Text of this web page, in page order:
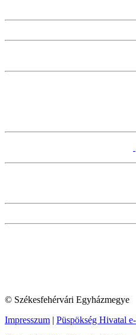
© Székesfehérvári Egyházmegye
Impresszum | Püspökség Hivatal